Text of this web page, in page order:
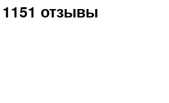
1151 отзывы